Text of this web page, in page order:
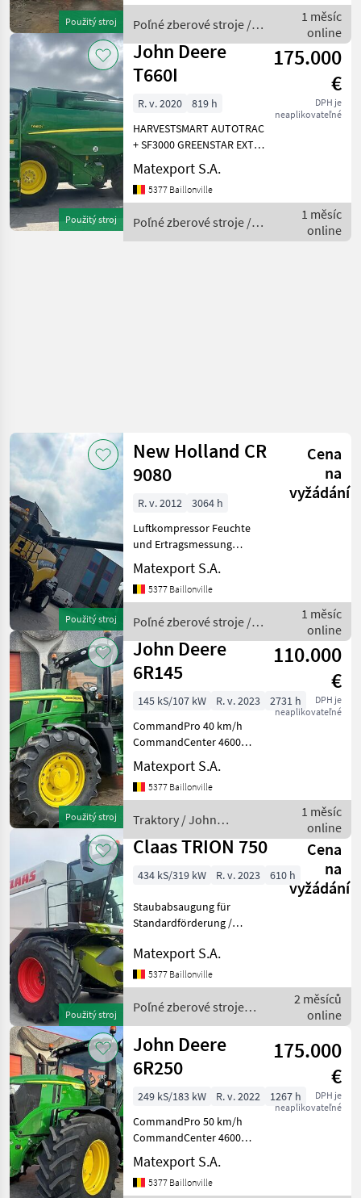
Použitý stroj
712780022 - 712780-DGPS-
Antenne Spu
Poľné zberové stroje /
New Holland
1 měsíc
online
Použitý stroj
John Deere
T660I
175.000
€
DPH je
neaplikovateľné
R. v. 2020
819 h
HARVESTSMART AUTOTRAC
+ SF3000 GREENSTAR EXTRA
FINE CUT HÄCKSLER
SPREUVERTEILER
RÜCKFAHRKAMERA und
680/85R38 - 500/80R28
JOHN DEERE 725 X (7, 60 m
Matexport S.A.
5377 Baillonville
Poľné zberové stroje /
John Deere
1 měsíc
online
Použitý stroj
New Holland CR
9080
Cena
na
vyžádání
R. v. 2012
3064 h
Luftkompressor Feuchte
und Ertragsmessung
Smartsteer Sehr schöne
Maschine, nur Getriede
gedroschen. Mähdrescher
Poľné zberové stroje
Komba
Matexport S.A.
5377 Baillonville
Poľné zberové stroje /
New Holland
1 měsíc
online
Použitý stroj
John Deere
6R145
110.000
€
DPH je
neaplikovateľné
145 kS/107 kW R. v. 2023
2731 h
CommandPro 40 km/h
CommandCenter 4600
Gefederte Vorderachse
AutoTrac mit Section
Control Zapfwelle
Hydraulische
Zweileitungsbremse
CommandPro 40 km/u
Matexport S.A.
5377 Baillonville
Traktory / John
Deere
1 měsíc
online
Použitý stroj
Claas TRION 750
Cena
na
vyžádání
434 kS/319 kW R. v. 2023 610 h
Staubabsaugung für
Standardförderung /
verstärkte Frontverstellung
APS-Dreschsystem für
Getreide/Mais (10/7/18),
SCB Dreschtrommelantrieb
Matexport S.A.
5377 Baillonville
Poľné zberové stroje /
Claas
2 měsíců
online
John Deere
6R250
175.000
€
DPH je
neaplikovateľné
249 kS/183 kW R. v. 2022
1267 h
CommandPro 50 km/h
CommandCenter 4600
Gefederte Vorderachse +
Kabinenfederung AutoTrac
+ SF6000 Premium
Matexport S.A.
5377 Baillonville